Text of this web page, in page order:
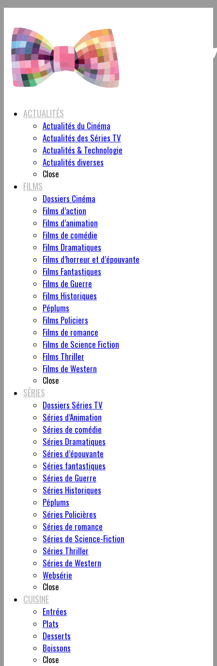
ACTUALITÉS
Actualités du Cinéma
Actualités des Séries TV
Actualités & Technologie
Actualités diverses
Close
FILMS
Dossiers Cinéma
Films d’action
Films d’animation
Films de comédie
Films Dramatiques
Films d’horreur et d’épouvante
Films Fantastiques
Films de Guerre
Films Historiques
Péplums
Films Policiers
Films de romance
Films de Science Fiction
Films Thriller
Films de Western
Close
SÉRIES
Dossiers Séries TV
Séries d’Animation
Séries de comédie
Séries Dramatiques
Séries d’épouvante
Séries fantastiques
Séries de Guerre
Séries Historiques
Péplums
Séries Policières
Séries de romance
Séries de Science-Fiction
Séries Thriller
Séries de Western
Websérie
Close
CUISINE
Entrées
Plats
Desserts
Boissons
Close